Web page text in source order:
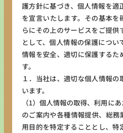
護方針に基づき、個人情報を適
を宣言いたします。その基本を
らにその上のサービスをご提
として、個人情報の保護につい
情報を安全、適切に保護するた
す。
１．当社は、適切な個人情報
います。
（1）個人情報の取得、利用に
のご案内や各種情報提供、総務
用目的を特定することとし、特